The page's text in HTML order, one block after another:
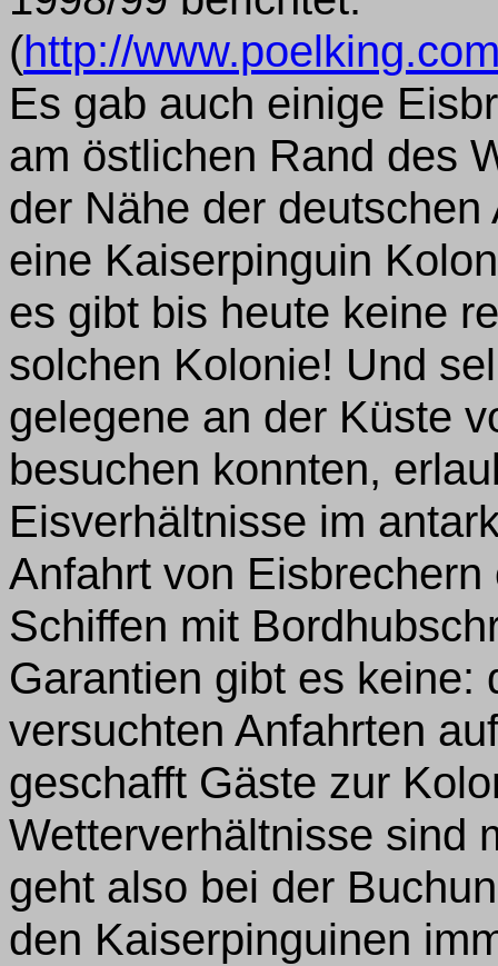
(http://
Es gab auch einige
am östlichen Rand des
der Nähe der
eine Kaiserpinguin
es gibt bis heute keine
solchen Kolonie! Und
gelegene an der Küste
besuchen konnten,
Eisverhältnisse im
Anfahrt von
Schiffen mit
Garantien gibt es keine:
versuchten Anfahrten
geschafft Gäste zur
Wetterverhältnisse sind
geht also bei der
den Kaiserpinguinen